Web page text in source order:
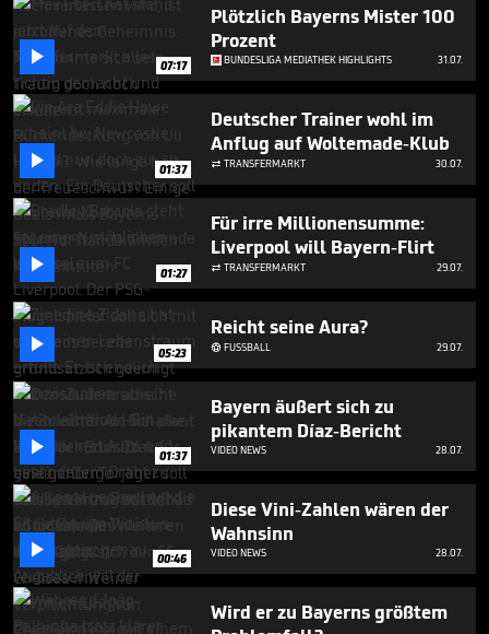
4
41
seconds
 07:17
Plötzlich Bayerns Mister 100
Prozent
BUNDESLIGA MEDIATHEK HIGHLIGHTS 31.07.
 01:37
Deutscher Trainer wohl im
Anflug auf Woltemade-Klub
 TRANSFERMARKT 30.07.
 01:27
Für irre Millionensumme:
Liverpool will Bayern-Flirt
 TRANSFERMARKT 29.07.
 05:23
Reicht seine Aura?
FUSSBALL 29.07.
 01:37
Bayern äußert sich zu
pikantem Díaz-Bericht
VIDEO NEWS 28.07.
 00:46
Diese Vini-Zahlen wären der
Wahnsinn
VIDEO NEWS 28.07.
Wird er zu Bayerns größtem